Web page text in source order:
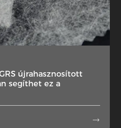
újrahasznosított
segíthet ez a
